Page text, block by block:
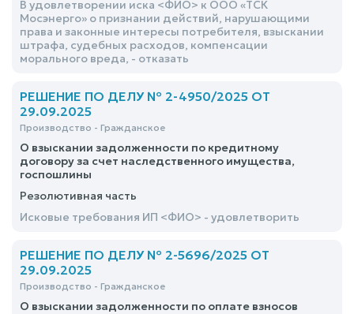
В удовлетворении иска <ФИО> к ООО «ТСК
Мосэнерго» о признании действий, нарушающими
права и законные интересы потребителя, взыскании
штрафа, судебных расходов, компенсации
морального вреда, - отказать
РЕШЕНИЕ ПО ДЕЛУ № 2-4950/2025 ОТ
29.09.2025
Производство - Гражданское
О взыскании задолженности по кредитному
договору за счет наследственного имущества,
госпошлины
Резолютивная часть
Исковые требования ИП <ФИО> - удовлетворить
РЕШЕНИЕ ПО ДЕЛУ № 2-5696/2025 ОТ
29.09.2025
Производство - Гражданское
О взыскании задолженности по оплате взносов